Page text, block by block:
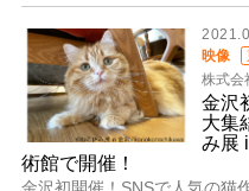
映像
株式会
金沢
大集
み展
術館で開催！